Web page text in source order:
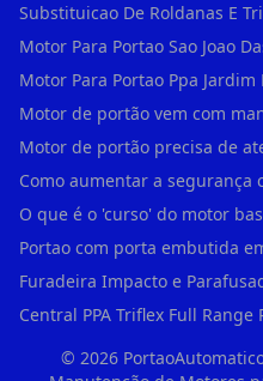
Substituicao De Roldanas E
Motor Para Portao Sao Joao
Motor Para Portao Ppa Jardim
Motor de portão vem com
Motor de portão precisa de
Portao com porta embutida
Central PPA Triflex Full Range
© 2026